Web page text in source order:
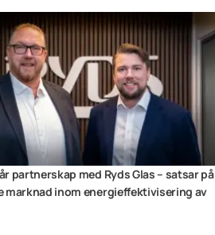
partnerskap med Ryds Glas – satsar på
marknad inom energieffektivisering av